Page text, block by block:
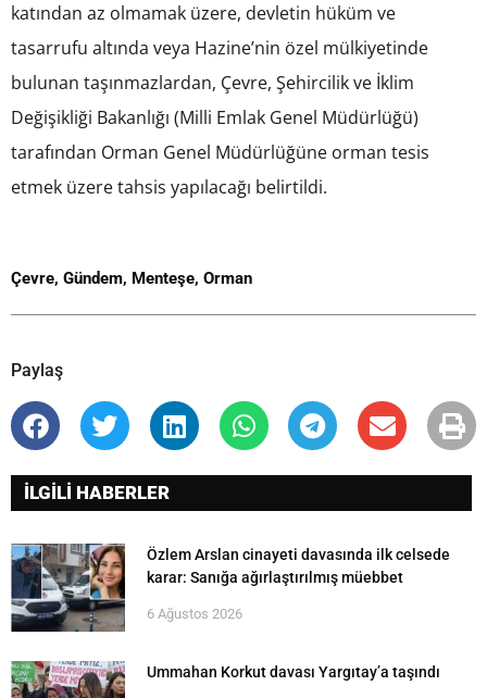
katından az olmamak üzere, devletin hüküm ve
tasarrufu altında veya Hazine’nin özel mülkiyetinde
bulunan taşınmazlardan, Çevre, Şehircilik ve İklim
Değişikliği Bakanlığı (Milli Emlak Genel Müdürlüğü)
tarafından Orman Genel Müdürlüğüne orman tesis
etmek üzere tahsis yapılacağı belirtildi.
Çevre, Gündem, Menteşe, Orman
Paylaş
İLGİLİ HABERLER
Özlem Arslan cinayeti davasında ilk celsede
karar: Sanığa ağırlaştırılmış müebbet
6 Ağustos 2026
Ummahan Korkut davası Yargıtay’a taşındı